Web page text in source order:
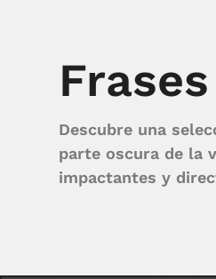
Descubre una
parte oscura de la
impactantes y